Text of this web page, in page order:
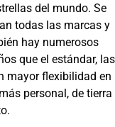
del mundo. Se
todas las marcas y
hay numerosos
que el estándar, las
mayor flexibilidad en
personal, de tierra